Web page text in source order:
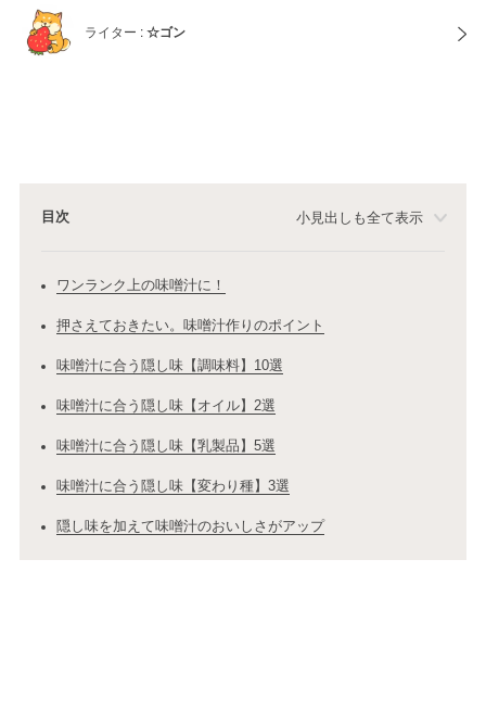
ライター :☆ゴン
目次 小見出しも全て表示
ワンランク上の味噌汁に！
押さえておきたい。味噌汁作りのポイント
味噌汁に合う隠し味【調味料】10選
味噌汁に合う隠し味【オイル】2選
味噌汁に合う隠し味【乳製品】5選
味噌汁に合う隠し味【変わり種】3選
隠し味を加えて味噌汁のおいしさがアップ